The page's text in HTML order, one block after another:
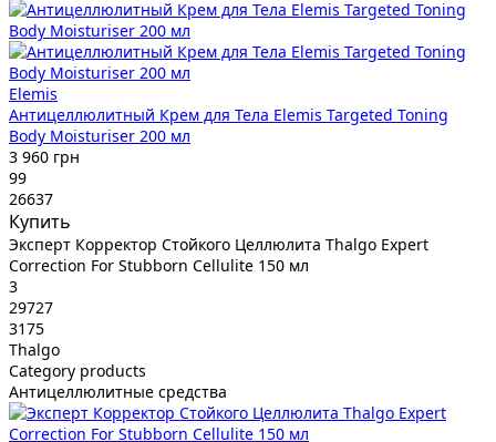
Elemis
Антицеллюлитный Крем для Тела Elemis Targeted Toning
Body Moisturiser 200 мл
3 960 грн
99
26637
Купить
Эксперт Корректор Стойкого Целлюлита Thalgo Expert
Correction For Stubborn Cellulite 150 мл
3
29727
3175
Thalgo
Category products
Антицеллюлитные средства